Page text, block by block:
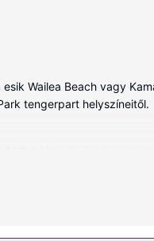
Wailea Beach vagy
tengerpart helyszíneitől.
szolgálják, és hogy